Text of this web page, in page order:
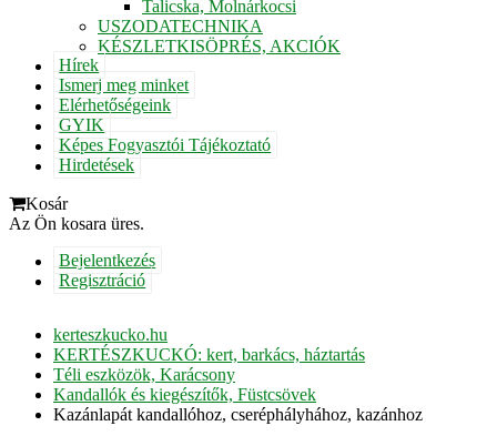
Talicska, Molnárkocsi
USZODATECHNIKA
KÉSZLETKISÖPRÉS, AKCIÓK
Hírek
Ismerj meg minket
Elérhetőségeink
GYIK
Képes Fogyasztói Tájékoztató
Hirdetések
Kosár
Az Ön kosara üres.
Bejelentkezés
Regisztráció
kerteszkucko.hu
KERTÉSZKUCKÓ: kert, barkács, háztartás
Téli eszközök, Karácsony
Kandallók és kiegészítők, Füstcsövek
Kazánlapát kandallóhoz, cseréphályhához, kazánhoz